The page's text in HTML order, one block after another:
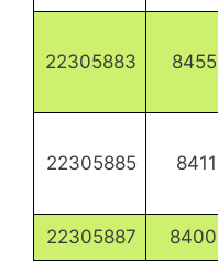
8455
22305883
8411
22305885
8400
22305887